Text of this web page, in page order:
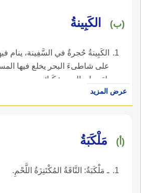
(ب) الكَبِينةُ
الكَبِينةُ حُجرةٌ في السَّفِينة، ينام
على شاطىءَ البحر يخلع فيها
يلبَسها. والجمع : كَبائن.
عرض المزيد
(أ) مَلْكَبَةُ
ـ مَلْكَبَةُ: النَّاقَةُ المُكْتَنِزَةُ اللَّحْمِ.